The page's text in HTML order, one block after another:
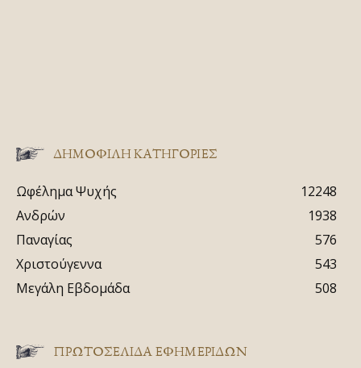
ΔΗΜΟΦΙΛΗ ΚΑΤΗΓΟΡΙΕΣ
Ωφέλημα Ψυχής
12248
Ανδρών
1938
Παναγίας
576
Χριστούγεννα
543
Μεγάλη Εβδομάδα
508
ΠΡΩΤΟΣΈΛΙΔΑ ΕΦΗΜΕΡΊΔΩΝ